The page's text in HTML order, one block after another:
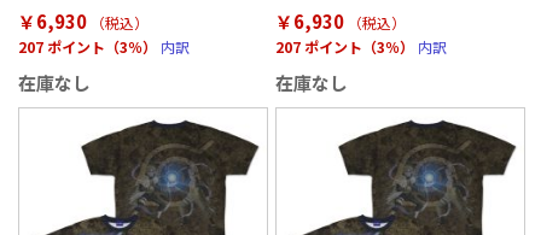
￥6,930
（税込）
207 ポイント（3％）
内訳
在庫なし
￥6,930
（税込）
207 ポイント（3％）
内訳
在庫なし